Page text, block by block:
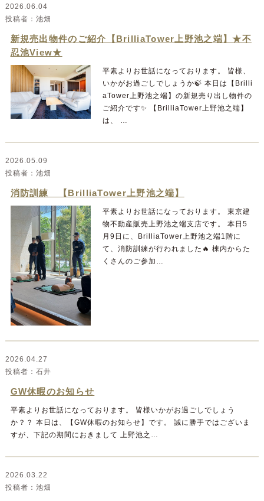
2026.06.04
池畑
新規売出物件のご紹介【BrilliaTower上野池之端】★不
忍池View★
平素よりお世話になっております。 皆様、
いかがお過ごしでしょうか🍃 本日は【Brilli
aTower上野池之端】の新規売り出し物件の
ご紹介です✨ 【BrilliaTower上野池之端】
は、 …
2026.05.09
池畑
消防訓練 【BrilliaTower上野池之端】
平素よりお世話になっております。 東京建
物不動産販売上野池之端支店です。 本日5
月9日に、BrilliaTower上野池之端1階に
て、消防訓練が行われました🔥 棟内からた
くさんのご参加…
2026.04.27
石井
GW休暇のお知らせ
平素よりお世話になっております。 皆様いかがお過ごしでしょう
か？？ 本日は、【GW休暇のお知らせ】です。 誠に勝手ではございま
すが、下記の期間におきまして 上野池之…
2026.03.22
池畑